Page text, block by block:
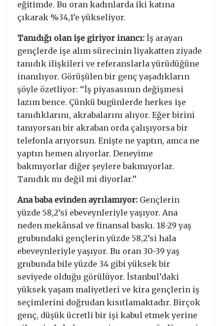
eğitimde. Bu oran kadınlarda iki katına
çıkarak %34,1’e yükseliyor.
Tanıdığı olan işe giriyor inancı: İş arayan
gençlerde işe alım sürecinin liyakatten ziyade
tanıdık ilişkileri ve referanslarla yürüdüğüne
inanılıyor. Görüşülen bir genç yaşadıkların
şöyle özetliyor: ‘‘İş piyasasının değişmesi
lazım bence. Çünkü bugünlerde herkes işe
tanıdıklarını, akrabalarını alıyor. Eğer birini
tanıyorsan bir akraban orda çalışıyorsa bir
telefonla arıyorsun. Enişte ne yaptın, amca ne
yaptın hemen alıyorlar. Deneyime
bakmıyorlar diğer şeylere bakmıyorlar.
Tanıdık mı değil mi diyorlar.’’
Ana baba evinden ayrılamıyor: Gençlerin
yüzde 58,2’si ebeveynleriyle yaşıyor. Ana
neden mekânsal ve finansal baskı. 18-29 yaş
grubundaki gençlerin yüzde 58,2’si hala
ebeveynleriyle yaşıyor. Bu oran 30-39 yaş
grubunda bile yüzde 34 gibi yüksek bir
seviyede olduğu görülüyor. İstanbul’daki
yüksek yaşam maliyetleri ve kira gençlerin iş
seçimlerini doğrudan kısıtlamaktadır. Birçok
genç, düşük ücretli bir işi kabul etmek yerine